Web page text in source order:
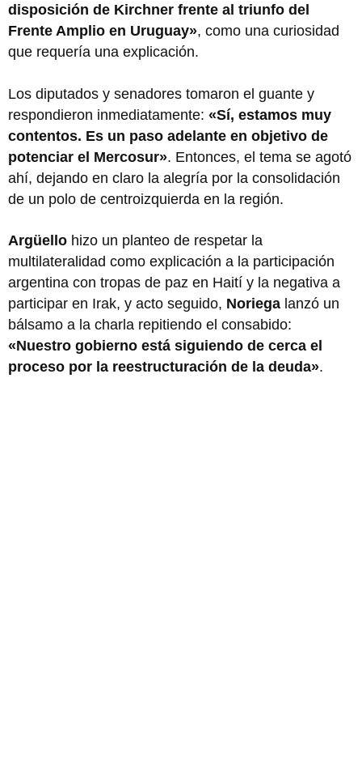
disposición de Kirchner frente al triunfo del
Frente Amplio en Uruguay», como una curiosidad
que requería una explicación.
Los diputados y senadores tomaron el guante y
respondieron inmediatamente: «Sí, estamos muy
contentos. Es un paso adelante en objetivo de
potenciar el Mercosur». Entonces, el tema se agotó
ahí, dejando en claro la alegría por la consolidación
de un polo de centroizquierda en la región.
Argüello hizo un planteo de respetar la
multilateralidad como explicación a la participación
argentina con tropas de paz en Haití y la negativa a
participar en Irak, y acto seguido, Noriega lanzó un
bálsamo a la charla repitiendo el consabido:
«Nuestro gobierno está siguiendo de cerca el
proceso por la reestructuración de la deuda».